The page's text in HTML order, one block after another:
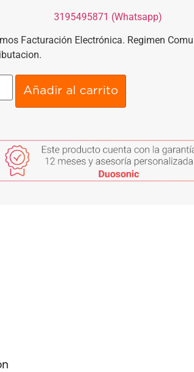
3195495871 (Whatsapp)
Facturación Electrónica. Regimen
Añadir al carrito